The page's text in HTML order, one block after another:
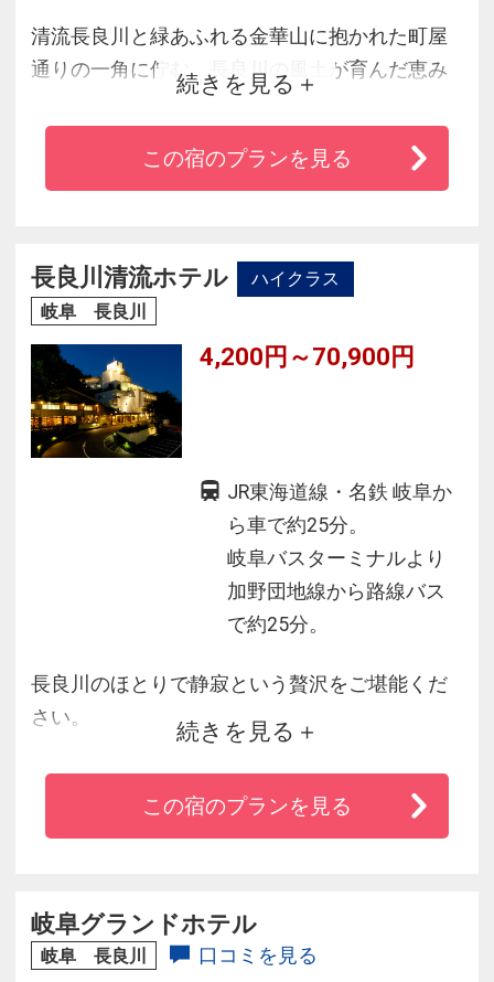
清流長良川と緑あふれる金華山に抱かれた町屋
通りの一角に佇む、長良川の風土が育んだ恵み
を存分にご堪能いただくお料理が自慢の老舗旅
館。木の香りが漂う気品に満ちた客室でくつろ
ぎのひと時をお過ごしください。大浴場は「川
宿泊の方限定で川原町周辺散策ミニツアーを毎
日開催しております。
続きを見る
この宿のプランを見る
長良川清流ホテル
ハイクラス
岐阜 長良川
4,200円～70,900円
JR東海道線・名鉄 岐阜か
ら車で約25分。
岐阜バスターミナルより
加野団地線から路線バス
で約25分。
長良川のほとりで静寂という贅沢をご堪能くだ
さい。
◆金華山をはじめとした山々や雄大な長良川を
臨め、観光名所やビジネス街にアクセスがしや
屋をご用意
◆食材にこだわった会席料理
続きを見る
この宿のプランを見る
岐阜グランドホテル
岐阜 長良川 口コミを見る